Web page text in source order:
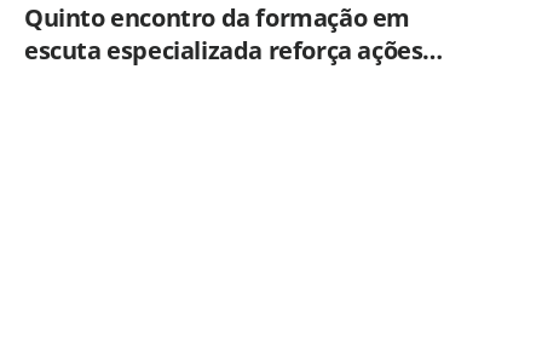
Quinto encontro da formação em
escuta especializada reforça ações